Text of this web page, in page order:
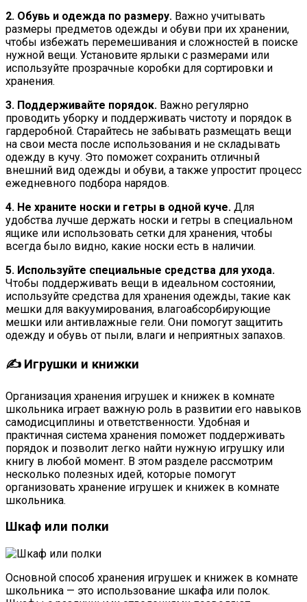
2. Обувь и одежда по размеру. Важно учитывать
размеры предметов одежды и обуви при их хранении,
чтобы избежать перемешивания и сложностей в поиске
нужной вещи. Установите ярлыки с размерами или
используйте прозрачные коробки для сортировки и
хранения.
3. Поддерживайте порядок. Важно регулярно
проводить уборку и поддерживать чистоту и порядок в
гардеробной. Старайтесь не забывать размещать вещи
на свои места после использования и не складывать
одежду в кучу. Это поможет сохранить отличный
внешний вид одежды и обуви, а также упростит процесс
ежедневного подбора нарядов.
4. Не храните носки и гетры в одной куче. Для
удобства лучше держать носки и гетры в специальном
ящике или использовать сетки для хранения, чтобы
всегда было видно, какие носки есть в наличии.
5. Используйте специальные средства для ухода.
Чтобы поддерживать вещи в идеальном состоянии,
используйте средства для хранения одежды, такие как
мешки для вакуумирования, влагоабсорбирующие
мешки или антивлажные гели. Они помогут защитить
одежду и обувь от пыли, влаги и неприятных запахов.
✍ Игрушки и книжки
Организация хранения игрушек и книжек в комнате
школьника играет важную роль в развитии его навыков
самодисциплины и ответственности. Удобная и
практичная система хранения поможет поддерживать
порядок и позволит легко найти нужную игрушку или
книгу в любой момент. В этом разделе рассмотрим
несколько полезных идей, которые помогут
организовать хранение игрушек и книжек в комнате
школьника.
Шкаф или полки
Основной способ хранения игрушек и книжек в комнате
школьника — это использование шкафа или полок.